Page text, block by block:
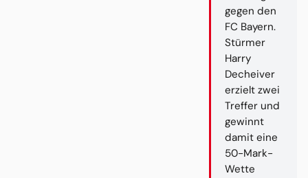
gegen den
FC Bayern.
Stürmer
Harry
Decheiver
erzielt zwei
Treffer und
gewinnt
damit eine
50-Mark-
Wette